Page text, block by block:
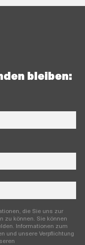
bleiben:
die Sie uns zur
zu können. Sie können
Informationen zum
und unsere Verpflichtung